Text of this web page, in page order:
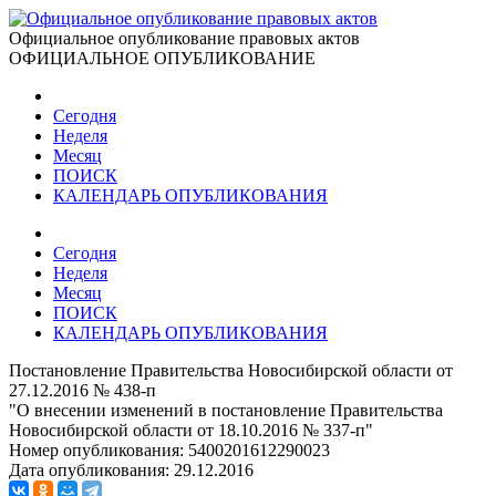
Официальное опубликование правовых актов
ОФИЦИАЛЬНОЕ ОПУБЛИКОВАНИЕ
Сегодня
Неделя
Месяц
ПОИСК
КАЛЕНДАРЬ ОПУБЛИКОВАНИЯ
Сегодня
Неделя
Месяц
ПОИСК
КАЛЕНДАРЬ ОПУБЛИКОВАНИЯ
Постановление Правительства Новосибирской области от
27.12.2016 № 438-п
"О внесении изменений в постановление Правительства
Новосибирской области от 18.10.2016 № 337-п"
Номер опубликования: 5400201612290023
Дата опубликования: 29.12.2016